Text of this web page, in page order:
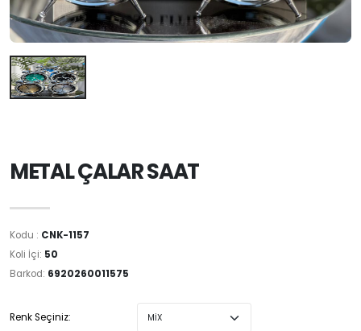
METAL ÇALAR SAAT
Kodu : CNK-1157
Koli İçi: 50
Barkod: 6920260011575
Renk Seçiniz: